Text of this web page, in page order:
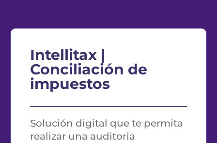
Intellitax |
Conciliación de
impuestos
Solución digital que te permita
realizar una auditoria